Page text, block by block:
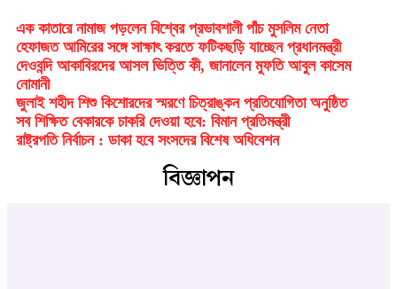
এক কাতারে নামাজ পড়লেন বিশ্বের প্রভাবশালী পাঁচ মুসলিম নেতা
হেফাজত আমিরের সঙ্গে সাক্ষাৎ করতে ফটিকছড়ি যাচ্ছেন প্রধানমন্ত্রী
দেওবন্দি আকাবিরদের আসল ভিত্তি কী, জানালেন মুফতি আবুল কাসেম
নোমানী
জুলাই শহীদ শিশু কিশোরদের স্মরণে চিত্রাঙ্কন প্রতিযোগিতা অনুষ্ঠিত
সব শিক্ষিত বেকারকে চাকরি দেওয়া হবে: বিমান প্রতিমন্ত্রী
রাষ্ট্রপতি নির্বাচন : ডাকা হবে সংসদের বিশেষ অধিবেশন
বিজ্ঞাপন